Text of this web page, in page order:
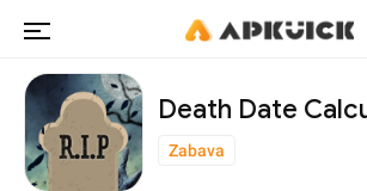
Death Date
Zabava